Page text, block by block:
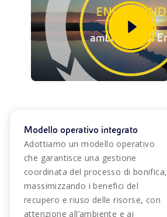
Modello operativo integrato
Adottiamo un modello operativo
che garantisce una gestione
coordinata del processo di bonifica,
massimizzando i benefici del
recupero e riuso delle risorse, con
attenzione all’ambiente e ai